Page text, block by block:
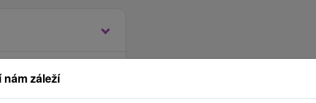
využít i jako pěšácký
střediscích. Během
na lanovky v Jasné
jednoho z vodních
a mezinárodní
záleží